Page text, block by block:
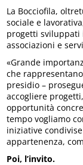
La Bocciofila,
sociale e
progetti sviluppati
associazioni e
«Grande
che
presidio –
accogliere
opportunità
tempo vogliamo
iniziative
appartenenza,
Poi, l’invito.